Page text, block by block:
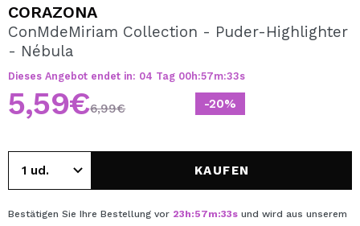
REGISTRIEREN
Durch die Erstellung eines Kontos bei Maquillalia.de
können Sie Ihre Einkäufe schnell tätigen, den Status Ihrer
einsehen.
CORAZONA
ConMdeMiriam Collection - Puder-Highlighter
- Nébula
Dieses Angebot endet in: 04 Tag 00h:57m:32s
-20%
5,59€6,99€
KAUFEN
Bestätigen Sie Ihre Bestellung vor 23h:57m:32s und wird aus unserem